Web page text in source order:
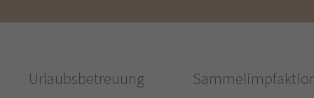
Urlaubsbetreuung